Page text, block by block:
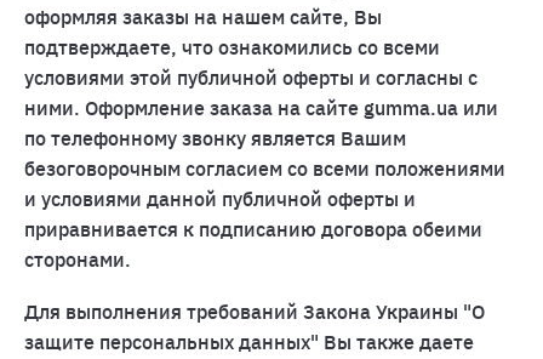
оформляя заказы на нашем сайте, Вы
подтверждаете, что ознакомились со всеми
условиями этой публичной оферты и согласны с
ними. Оформление заказа на сайте gumma.ua или
по телефонному звонку является Вашим
безоговорочным согласием со всеми положениями
и условиями данной публичной оферты и
приравнивается к подписанию договора обеими
сторонами.
Для выполнения требований Закона Украины "О
защите персональных данных" Вы также даете